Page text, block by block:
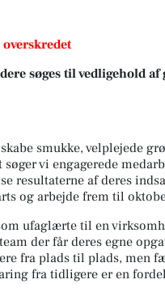
søges til vedligehold
smukke, velplejede
vi engagerede
resultaterne af deres
og arbejde frem til
ufaglærte til en
der får deres egne
fra plads til plads, men
fra tidligere er en